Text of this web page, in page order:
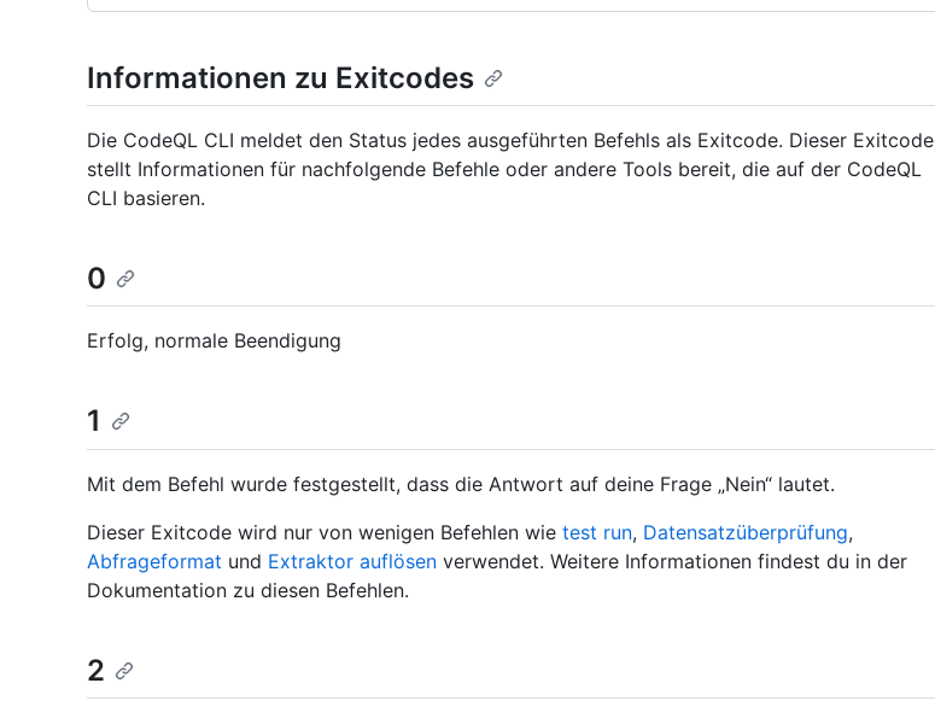
Informationen zu Exitcodes
Die CodeQL CLI meldet den Status jedes ausgeführten Befehls als Exitcode. Dieser Exitcode
stellt Informationen für nachfolgende Befehle oder andere Tools bereit, die auf der CodeQL
CLI basieren.
0
Erfolg, normale Beendigung
1
Mit dem Befehl wurde festgestellt, dass die Antwort auf deine Frage „Nein“ lautet.
Dieser Exitcode wird nur von wenigen Befehlen wie test run, Datensatzüberprüfung,
Abfrageformat und Extraktor auflösen verwendet. Weitere Informationen findest du in der
Dokumentation zu diesen Befehlen.
2